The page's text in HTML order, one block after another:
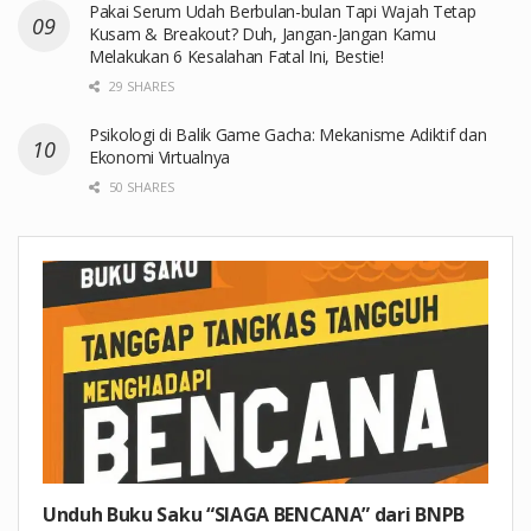
Pakai Serum Udah Berbulan-bulan Tapi Wajah Tetap
Kusam & Breakout? Duh, Jangan-Jangan Kamu
Melakukan 6 Kesalahan Fatal Ini, Bestie!
29 SHARES
Psikologi di Balik Game Gacha: Mekanisme Adiktif dan
Ekonomi Virtualnya
50 SHARES
Unduh Buku Saku “SIAGA BENCANA” dari BNPB